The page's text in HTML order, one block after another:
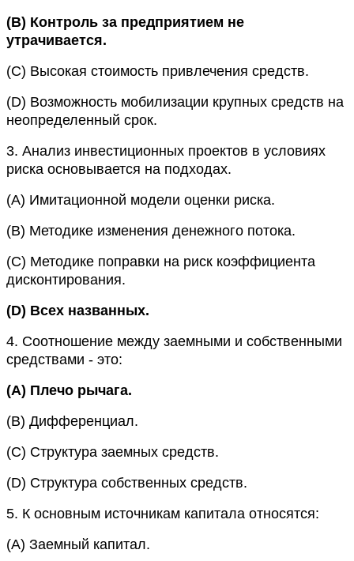
(B) Контроль за предприятием не
утрачивается.
(C) Высокая стоимость привлечения средств.
(D) Возможность мобилизации крупных средств на
неопределенный срок.
3. Анализ инвестиционных проектов в условиях
риска основывается на подходах.
(A) Имитационной модели оценки риска.
(B) Методике изменения денежного потока.
(C) Методике поправки на риск коэффициента
дисконтирования.
(D) Всех названных.
4. Соотношение между заемными и собственными
средствами - это:
(A) Плечо рычага.
(B) Дифференциал.
(C) Структура заемных средств.
(D) Структура собственных средств.
5. К основным источникам капитала относятся:
(A) Заемный капитал.